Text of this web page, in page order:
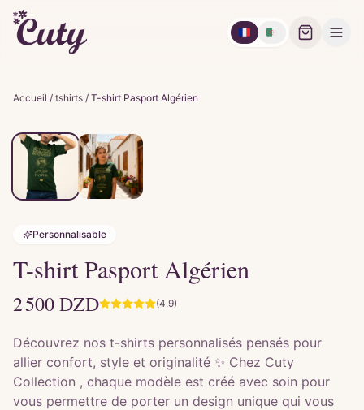
🇫🇷 🇩🇿
Accueil / tshirts / T-shirt Pasport Algérien
Personnalisable
T-shirt Pasport Algérien
2 500DZD (4.9)
Découvrez nos t-shirts personnalisés pensés pour
allier confort, style et originalité ✨ Chez Cuty
Collection , chaque modèle est créé avec soin pour
vous permettre de porter un design unique qui vous